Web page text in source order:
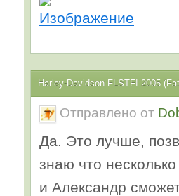
Harley-Davidson FLSTFI 2005
Отправлено от
Да. Это лучше,
знаю что
и Александр